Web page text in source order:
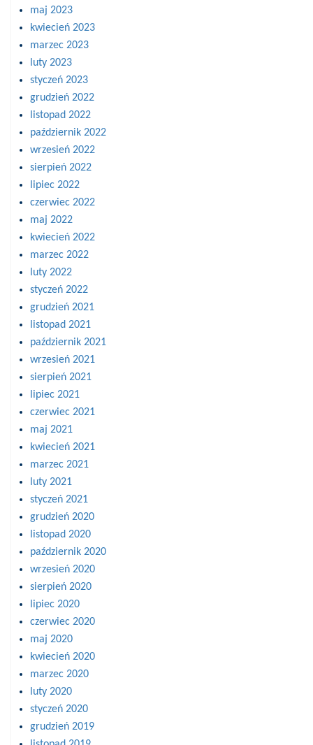
maj 2023
kwiecień 2023
marzec 2023
luty 2023
styczeń 2023
grudzień 2022
listopad 2022
październik 2022
wrzesień 2022
sierpień 2022
lipiec 2022
czerwiec 2022
maj 2022
kwiecień 2022
marzec 2022
luty 2022
styczeń 2022
grudzień 2021
listopad 2021
październik 2021
wrzesień 2021
sierpień 2021
lipiec 2021
czerwiec 2021
maj 2021
kwiecień 2021
marzec 2021
luty 2021
styczeń 2021
grudzień 2020
listopad 2020
październik 2020
wrzesień 2020
sierpień 2020
lipiec 2020
czerwiec 2020
maj 2020
kwiecień 2020
marzec 2020
luty 2020
styczeń 2020
grudzień 2019